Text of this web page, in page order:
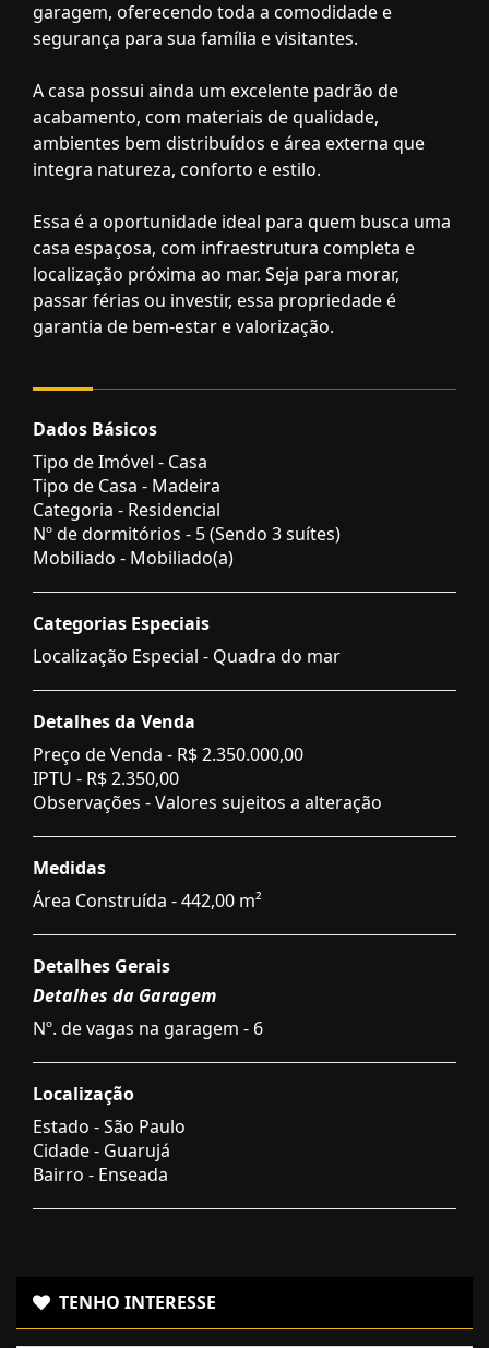
garagem, oferecendo toda a comodidade e
segurança para sua família e visitantes.
A casa possui ainda um excelente padrão de
acabamento, com materiais de qualidade,
ambientes bem distribuídos e área externa que
integra natureza, conforto e estilo.
Essa é a oportunidade ideal para quem busca uma
casa espaçosa, com infraestrutura completa e
localização próxima ao mar. Seja para morar,
passar férias ou investir, essa propriedade é
garantia de bem-estar e valorização.
Dados Básicos
Tipo de Imóvel - Casa
Tipo de Casa - Madeira
Categoria - Residencial
Nº de dormitórios - 5 (Sendo 3 suítes)
Mobiliado - Mobiliado(a)
Categorias Especiais
Localização Especial - Quadra do mar
Detalhes da Venda
Preço de Venda - R$ 2.350.000,00
IPTU - R$ 2.350,00
Observações - Valores sujeitos a alteração
Medidas
Área Construída - 442,00 m²
Detalhes Gerais
Detalhes da Garagem
Nº. de vagas na garagem - 6
Localização
Estado -São Paulo
Cidade - Guarujá
Bairro - Enseada
TENHO INTERESSE